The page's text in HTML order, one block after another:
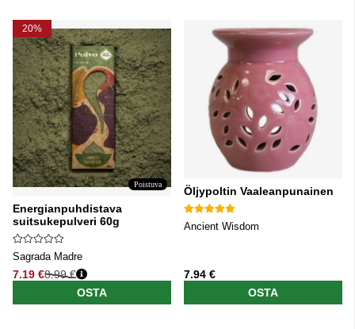
20%
Poistuva
Energianpuhdistava
suitsukepulveri 60g
Sagrada Madre
7.19 €
Normaali hinta
8.99 €
OSTA
Öljypoltin Vaaleanpunainen
Ancient Wisdom
7.94 €
OSTA